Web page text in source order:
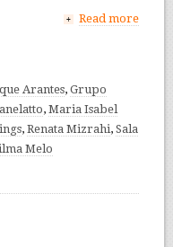
+ Read more
Arantes, Grupo
, Maria Isabel
, Renata Mizrahi, Sala
Melo